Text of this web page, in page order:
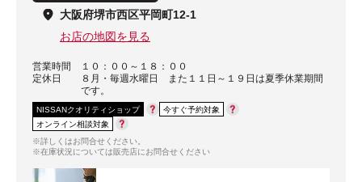
大阪府堺市西区平岡町12-1
お店の地図を見る
営業時間
１０：００～１８：００
定休日
８月・毎週水曜日 また１１日～１９日は夏季休業期間
です。
NISSANクオリティショップ
今すぐ予約対象
オンライン相談対象
※詳しくはお問合せください。
※在庫状況については販売店にお問合せください